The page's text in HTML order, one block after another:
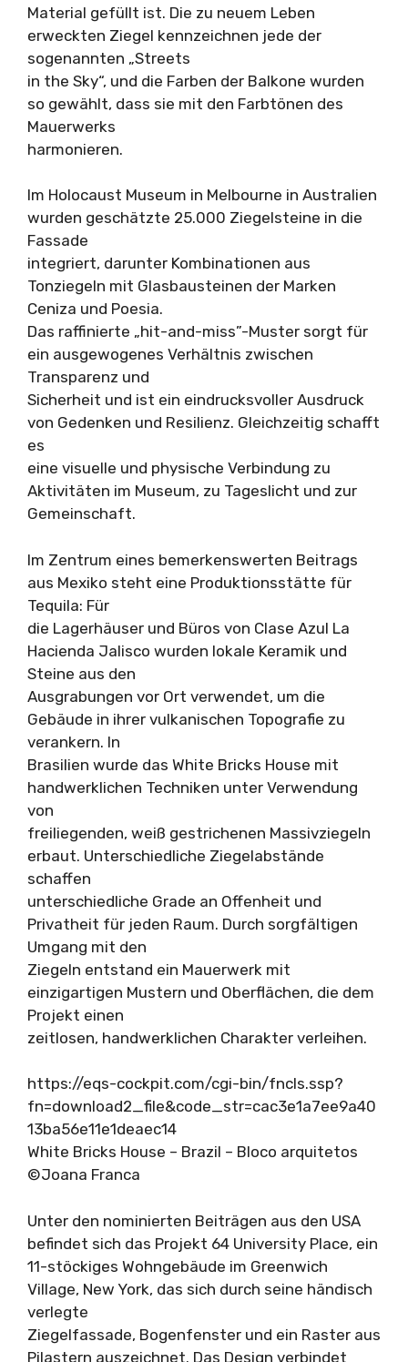
Material gefüllt ist. Die zu neuem Leben
erweckten Ziegel kennzeichnen jede der
sogenannten „Streets
in the Sky“, und die Farben der Balkone wurden
so gewählt, dass sie mit den Farbtönen des
Mauerwerks
harmonieren.
Im Holocaust Museum in Melbourne in Australien
wurden geschätzte 25.000 Ziegelsteine in die
Fassade
integriert, darunter Kombinationen aus
Tonziegeln mit Glasbausteinen der Marken
Ceniza und Poesia.
Das raffinierte „hit-and-miss”-Muster sorgt für
ein ausgewogenes Verhältnis zwischen
Transparenz und
Sicherheit und ist ein eindrucksvoller Ausdruck
von Gedenken und Resilienz. Gleichzeitig schafft
es
eine visuelle und physische Verbindung zu
Aktivitäten im Museum, zu Tageslicht und zur
Gemeinschaft.
Im Zentrum eines bemerkenswerten Beitrags
aus Mexiko steht eine Produktionsstätte für
Tequila: Für
die Lagerhäuser und Büros von Clase Azul La
Hacienda Jalisco wurden lokale Keramik und
Steine aus den
Ausgrabungen vor Ort verwendet, um die
Gebäude in ihrer vulkanischen Topografie zu
verankern. In
Brasilien wurde das White Bricks House mit
handwerklichen Techniken unter Verwendung
von
freiliegenden, weiß gestrichenen Massivziegeln
erbaut. Unterschiedliche Ziegelabstände
schaffen
unterschiedliche Grade an Offenheit und
Privatheit für jeden Raum. Durch sorgfältigen
Umgang mit den
Ziegeln entstand ein Mauerwerk mit
einzigartigen Mustern und Oberflächen, die dem
Projekt einen
zeitlosen, handwerklichen Charakter verleihen.
https://eqs-cockpit.com/cgi-bin/fncls.ssp?
fn=download2_file&code_str=cac3e1a7ee9a40
13ba56e11e1deaec14
White Bricks House – Brazil – Bloco arquitetos
©Joana Franca
Unter den nominierten Beiträgen aus den USA
befindet sich das Projekt 64 University Place, ein
11-stöckiges Wohngebäude im Greenwich
Village, New York, das sich durch seine händisch
verlegte
Ziegelfassade, Bogenfenster und ein Raster aus
Pilastern auszeichnet. Das Design verbindet